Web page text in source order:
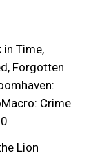
in Time,
Forgotten
Crime
Lion